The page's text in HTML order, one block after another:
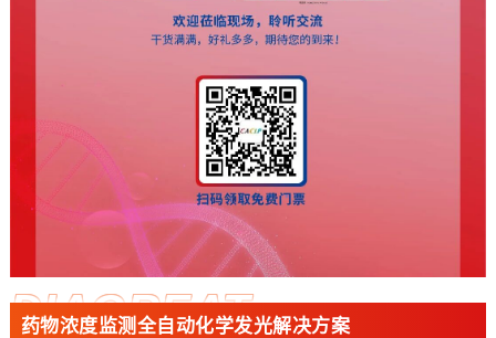
DIAGREAT
药物浓度监测全自动化学发光解决方案